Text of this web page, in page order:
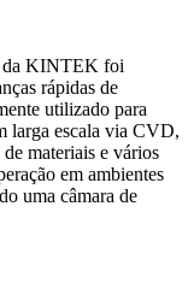
da KINTEK foi
rápidas de
utilizado para
larga escala via CVD,
de materiais e vários
em ambientes
uma câmara de